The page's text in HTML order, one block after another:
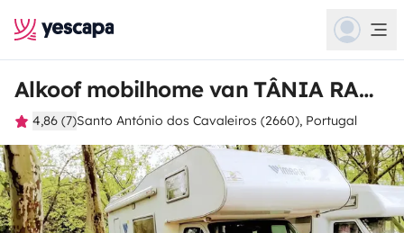
Alkoof mobilhome van TÂNIA RAQUEL
4,86 (7)Santo António dos Cavaleiros (2660), Portugal